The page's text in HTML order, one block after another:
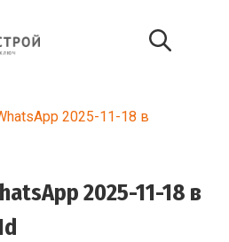
2025-11-18 в
2025-11-18 в